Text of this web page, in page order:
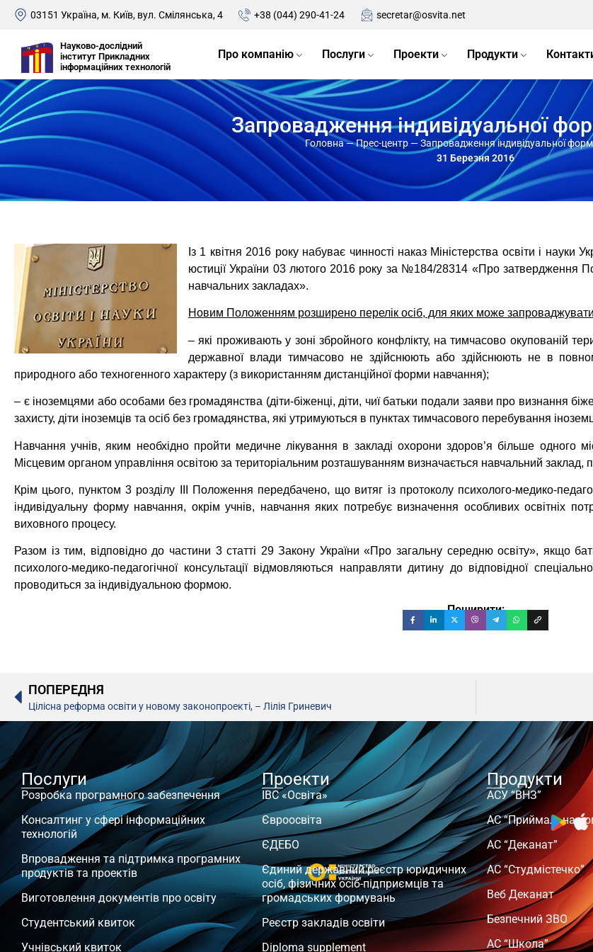
03151 Україна, м. Київ, вул. Смілянська, 4 +38 (044) 290-41-24 secretar@osvita.net
Науково-дослідний
інститут Прикладних
інформаційних технологій
Про компанію Послуги Проекти Продукти
Запровадження індивідуальної
Головна—Прес-центр —Запровадження індивідуальної
31 Березня 2016
Із 1 квітня 2016 року набуває чинності наказ Міністерства освіти і
юстиції України 03 лютого 2016 року за №184/28314 «Про затвердження
навчальних закладах».
Новим Положенням розширено перелік осіб, для яких може
– які проживають у зоні збройного конфлікту, на тимчасово окупованій
державної влади тимчасово не здійснюють або здійснюють не в
природного або техногенного характеру (з використанням дистанційної форми навчання);
– є іноземцями або особами без громадянства (діти-біженці, діти, чиї батьки подали заяви про визнання
захисту, діти іноземців та осіб без громадянства, які утримуються в пунктах тимчасового перебування
Навчання учнів, яким необхідно пройти медичне лікування в закладі охорони здоров’я більше одного
Місцевим органом управління освітою за територіальним розташуванням визначається навчальний заклад,
Крім цього, пунктом 3 розділу ІІІ Положення передбачено, що витяг із протоколу психолого-медико-
індивідуальну форму навчання, окрім учнів, навчання яких потребує визначення особливих освітніх
виховного процесу.
Разом із тим, відповідно до частини 3 статті 29 Закону України «Про загальну середню освіту», якщо
психолого-медико-педагогічної консультації відмовляються направляти дитину до відповідної
проводиться за індивідуальною формою.
Поширити:
ПОПЕРЕДНЯ
Цілісна реформа освіти у новому законопроекті, – Лілія Гриневич
Послуги
Розробка програмного забезпечення
Консалтинг у сфері інформаційних
технологій
Впровадження та підтримка програмних
продуктів та проектів
Виготовлення документів про освіту
Студентський квиток
Учнівський квиток
Проекти
ІВС «Освіта»
Євроосвіта
ЄДЕБО
Єдиний державний реєстр юридичних
осіб, фізичних осіб-підприємців та
громадських формувань
Реєстр закладів освіти
Diploma supplement
Продукти
АСУ “ВНЗ”
АС “Приймальна
АС “Деканат”
АС “Студмістечко”
Веб Деканат
Безпечний ЗВО
АС “Школа”